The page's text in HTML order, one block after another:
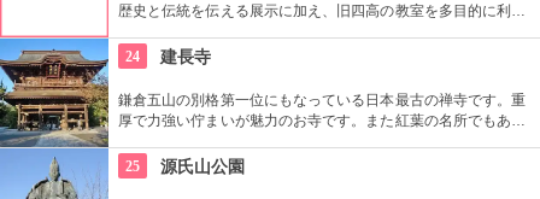
歴史と伝統を伝える展示に加え、旧四高の教室を多目的に利用
石川県ゆかりの文学者の資料を展示する「石川近代文学館」に
よって構成されている。
24 建長寺
鎌倉五山の別格第一位にもなっている日本最古の禅寺です。重
厚で力強い佇まいが魅力のお寺です。また紅葉の名所でもあ
めの1つ。静かなお堂で自分の呼吸の音だけに耳を傾け、無心
の境地を目指します。
25 源氏山公園